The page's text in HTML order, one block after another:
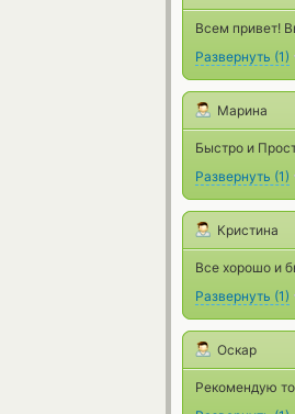
Всем привет!
Развернуть (1)
Марина
Быстро и
Развернуть (1)
Кристина
Все хорошо и
Развернуть (1)
Оскар
Рекомендую